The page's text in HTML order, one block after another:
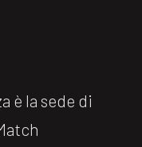
è la sede di